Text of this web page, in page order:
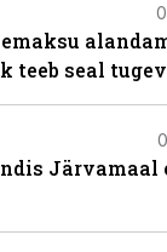
teeb seal
Järvamaal